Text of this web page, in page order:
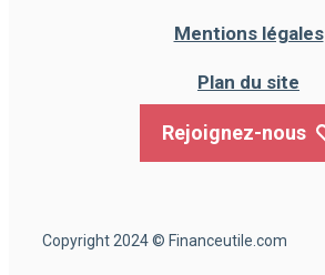
Mentions légales
Plan du site
Rejoignez-nous
Copyright 2024 © Financeutile.com